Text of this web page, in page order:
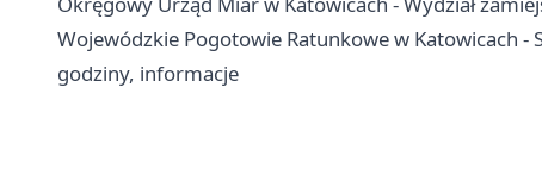
Wojewódzkie Pogotowie Ratunkowe w Katowicach
godziny, informacje